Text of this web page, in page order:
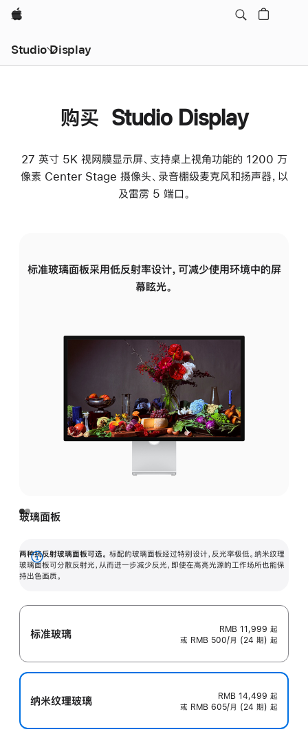
Apple
Studio Display
购买 Studio Display
27 英寸 5K 视网膜显示屏、支持桌上视角功能的 1200 万
像素 Center Stage 摄像头、录音棚级麦克风和扬声器，以
及雷雳 5 端口。
标准玻璃面板采用低反射率设计，可减少使用环境中的屏
幕眩光。
玻璃面板
两种抗反射玻璃面板可选。 标配的玻璃面板经过特别设计，反光率极低。纳米纹理
玻璃面板可分散反射光，从而进一步减少反光，即使在高亮光源的工作场所也能保
持出色画质。
展
开
标准玻璃 RMB 11,999 起
或 RMB 500/月 (24 期) 起
纳米纹理玻璃 RMB 14,499 起
或 RMB 605/月 (24 期) 起